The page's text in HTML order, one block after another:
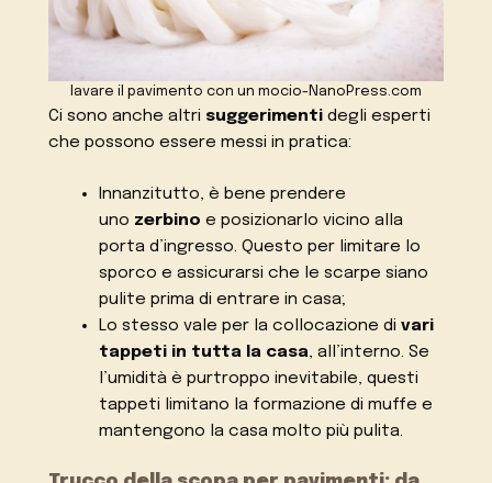
lavare il pavimento con un mocio-NanoPress.com
Ci sono anche altri suggerimenti degli esperti
che possono essere messi in pratica:
Innanzitutto, è bene prendere
uno zerbino e posizionarlo vicino alla
porta d’ingresso. Questo per limitare lo
sporco e assicurarsi che le scarpe siano
pulite prima di entrare in casa;
Lo stesso vale per la collocazione di vari
tappeti in tutta la casa, all’interno. Se
l’umidità è purtroppo inevitabile, questi
tappeti limitano la formazione di muffe e
mantengono la casa molto più pulita.